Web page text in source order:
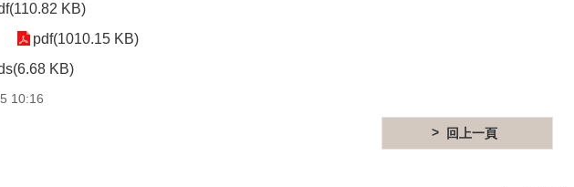
KB)
pdf(1010.15 KB)
KB)
10:16
回上一頁